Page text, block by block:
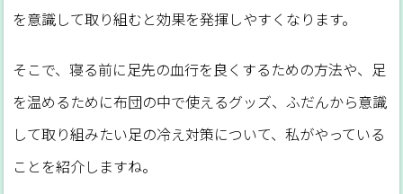
を意識して取り組むと効果を発揮しやすくなります。
そこで、寝る前に足先の血行を良くするための方法や、足
を温めるために布団の中で使えるグッズ、ふだんから意識
して取り組みたい足の冷え対策について、私がやっている
ことを紹介しますね。